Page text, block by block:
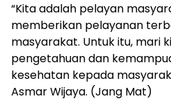
“Kita adalah pelayan
memberikan pelayanan
masyarakat. Untuk itu, mari
pengetahuan dan
kesehatan kepada
Asmar Wijaya. (Jang Mat)